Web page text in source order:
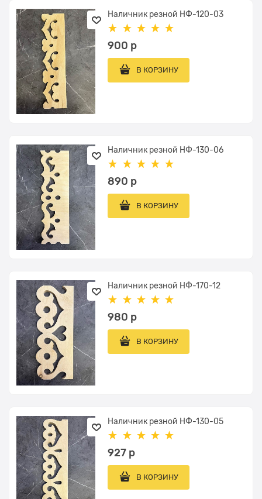
Наличник резной НФ-120-03
900 р
В КОРЗИНУ
Наличник резной НФ-130-06
890 р
В КОРЗИНУ
Наличник резной НФ-170-12
980 р
В КОРЗИНУ
Наличник резной НФ-130-05
927 р
В КОРЗИНУ